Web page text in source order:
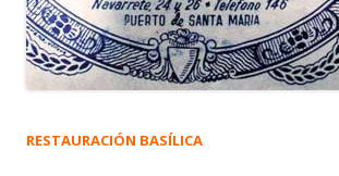
RESTAURACIÓN BASÍLICA